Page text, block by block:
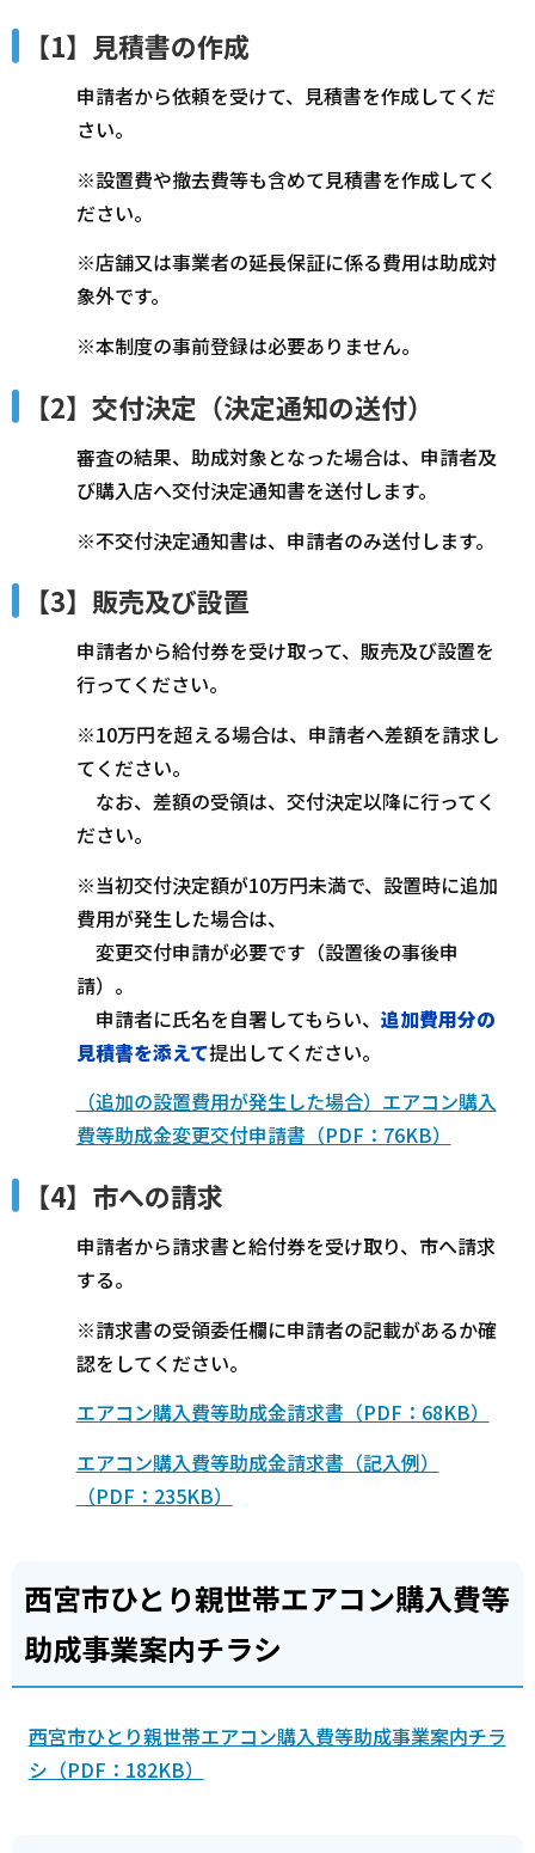
【1】見積書の作成
申請者から依頼を受けて、見積書を作成してくだ
さい。
※設置費や撤去費等も含めて見積書を作成してく
ださい。
※店舗又は事業者の延長保証に係る費用は助成対
象外です。
※本制度の事前登録は必要ありません。
【2】交付決定（決定通知の送付）
審査の結果、助成対象となった場合は、申請者及
び購入店へ交付決定通知書を送付します。
※不交付決定通知書は、申請者のみ送付します。
【3】販売及び設置
申請者から給付券を受け取って、販売及び設置を
行ってください。
※10万円を超える場合は、申請者へ差額を請求し
てください。
なお、差額の受領は、交付決定以降に行ってく
ださい。
※当初交付決定額が10万円未満で、設置時に追加
費用が発生した場合は、
変更交付申請が必要です（設置後の事後申
請）。
申請者に氏名を自署してもらい、 追加費用分の
見積書を添えて提出してください。
（追加の設置費用が発生した場合）エアコン購入
費等助成金変更交付申請書（PDF：76KB）
【4】市への請求
申請者から請求書と給付券を受け取り、市へ請求
する。
※請求書の受領委任欄に申請者の記載があるか確
認をしてください。
エアコン購入費等助成金請求書（PDF：68KB）
エアコン購入費等助成金請求書（記入例）
（PDF：235KB）
西宮市ひとり親世帯エアコン購入費等
助成事業案内チラシ
西宮市ひとり親世帯エアコン購入費等助成事業案内チラ
シ（PDF：182KB）